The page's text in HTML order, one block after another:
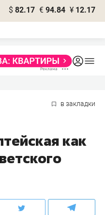
$ 82.17 € 94.84 ¥ 12.17
в закладки
как